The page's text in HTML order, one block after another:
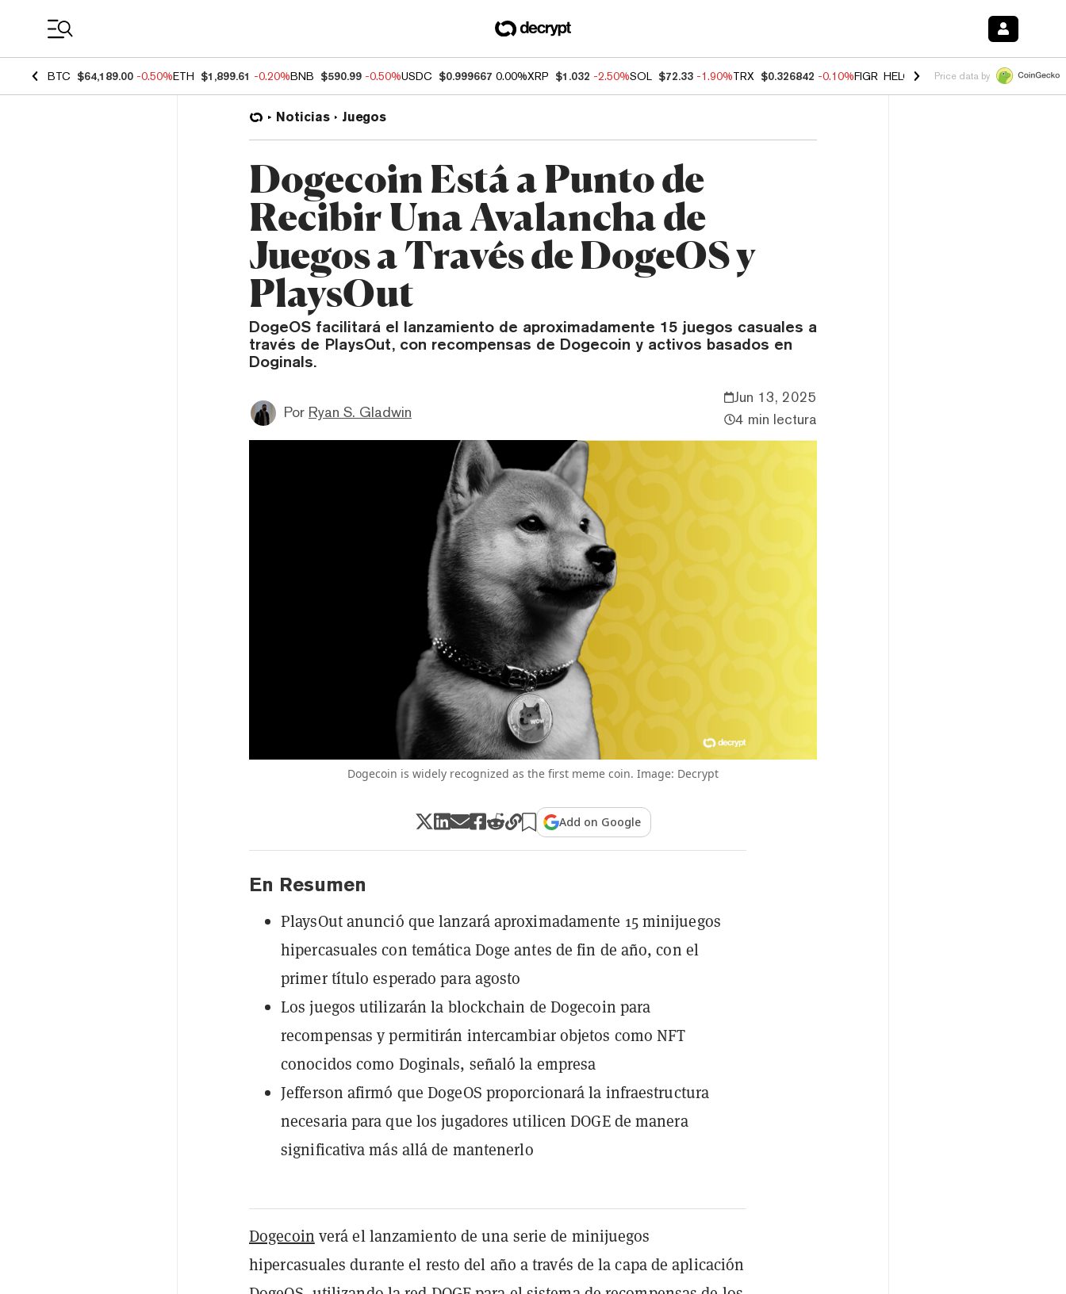
BTC $64,189.00 -0.50%ETH $1,899.61 -0.20%BNB $590.99 -0.50%USDC $0.999667 0.00%XRP $1.032 -2.50%SOL $72.33 -1.90%TRX $0.326842 -0.10%FIGR_HELOC $1.018 -3.00%HYPE
Price data by
Noticias Juegos
Dogecoin Está a Punto de
Recibir Una Avalancha de
Juegos a Través de DogeOS y
PlaysOut
DogeOS facilitará el lanzamiento de aproximadamente 15 juegos casuales a
través de PlaysOut, con recompensas de Dogecoin y activos basados en
Doginals.
Por Ryan S. Gladwin
Jun 13, 2025
4 min lectura
Dogecoin is widely recognized as the first meme coin. Image: Decrypt
Add on Google
En Resumen
PlaysOut anunció que lanzará aproximadamente 15 minijuegos
hipercasuales con temática Doge antes de fin de año, con el
primer título esperado para agosto
Los juegos utilizarán la blockchain de Dogecoin para
recompensas y permitirán intercambiar objetos como NFT
conocidos como Doginals, señaló la empresa
Jefferson afirmó que DogeOS proporcionará la infraestructura
necesaria para que los jugadores utilicen DOGE de manera
significativa más allá de mantenerlo
Dogecoin verá el lanzamiento de una serie de minijuegos
hipercasuales durante el resto del año a través de la capa de aplicación